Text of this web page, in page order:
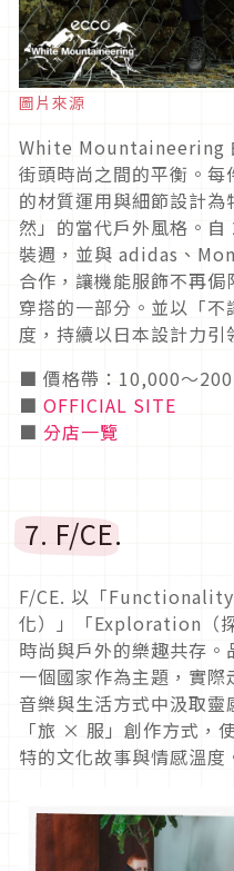
圖片來源
White Mountaineering
街頭時尚之間的平衡。
的材質運用與細節設計
然」的當代戶外風格。
裝週，並與 adidas、
合作，讓機能服飾不再
穿搭的一部分。並以「
度，持續以日本設計力引
■ 價格帶：10,000〜
■ OFFICIAL SITE
■ 分店一覽
7. F/CE.
F/CE. 以「
化）」「Exploration（
時尚與戶外的樂趣共存
一個國家作為主題，實際
音樂與生活方式中汲取
「旅 × 服」創作方式，
特的文化故事與情感溫度